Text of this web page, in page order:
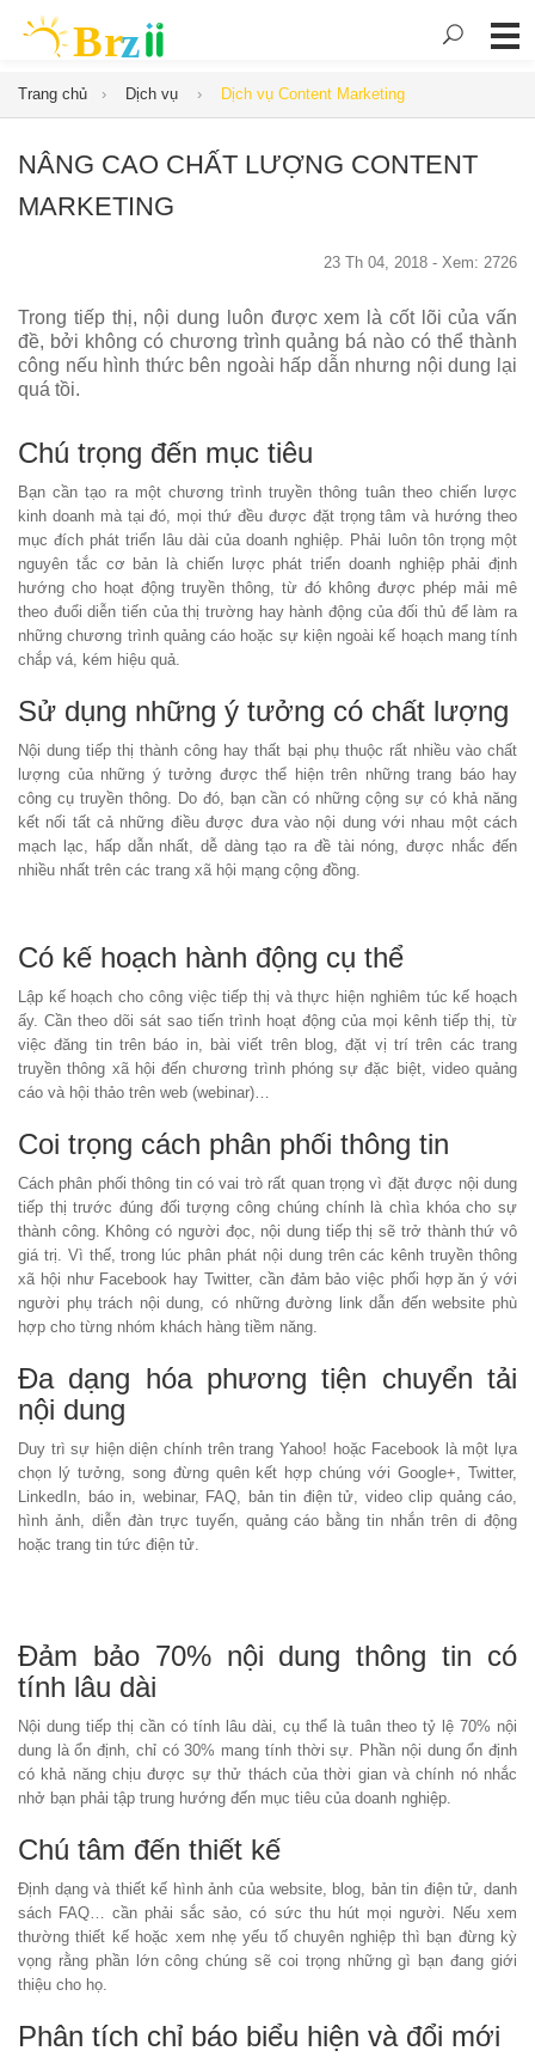
Trang chủ Dịch vụ Dịch vụ Content Marketing
NÂNG CAO CHẤT LƯỢNG CONTENT
MARKETING
23 Th 04, 2018 - Xem: 2726
Trong tiếp thị, nội dung luôn được xem là cốt lõi của vấn
đề, bởi không có chương trình quảng bá nào có thể thành
công nếu hình thức bên ngoài hấp dẫn nhưng nội dung lại
quá tồi.
Chú trọng đến mục tiêu
Bạn cần tạo ra một chương trình truyền thông tuân theo chiến lược
kinh doanh mà tại đó, mọi thứ đều được đặt trọng tâm và hướng theo
mục đích phát triển lâu dài của doanh nghiệp. Phải luôn tôn trọng một
nguyên tắc cơ bản là chiến lược phát triển doanh nghiệp phải định
hướng cho hoạt động truyền thông, từ đó không được phép mải mê
theo đuổi diễn tiến của thị trường hay hành động của đối thủ để làm ra
những chương trình quảng cáo hoặc sự kiện ngoài kế hoạch mang tính
chắp vá, kém hiệu quả.
Sử dụng những ý tưởng có chất lượng
Nội dung tiếp thị thành công hay thất bại phụ thuộc rất nhiều vào chất
lượng của những ý tưởng được thể hiện trên những trang báo hay
công cụ truyền thông. Do đó, bạn cần có những cộng sự có khả năng
kết nối tất cả những điều được đưa vào nội dung với nhau một cách
mạch lạc, hấp dẫn nhất, dễ dàng tạo ra đề tài nóng, được nhắc đến
nhiều nhất trên các trang xã hội mạng cộng đồng.
Có kế hoạch hành động cụ thể
Lập kế hoạch cho công việc tiếp thị và thực hiện nghiêm túc kế hoạch
ấy. Cần theo dõi sát sao tiến trình hoạt động của mọi kênh tiếp thị, từ
việc đăng tin trên báo in, bài viết trên blog, đặt vị trí trên các trang
truyền thông xã hội đến chương trình phóng sự đặc biệt, video quảng
cáo và hội thảo trên web (webinar)…
Coi trọng cách phân phối thông tin
Cách phân phối thông tin có vai trò rất quan trọng vì đặt được nội dung
tiếp thị trước đúng đối tượng công chúng chính là chìa khóa cho sự
thành công. Không có người đọc, nội dung tiếp thị sẽ trở thành thứ vô
giá trị. Vì thế, trong lúc phân phát nội dung trên các kênh truyền thông
xã hội như Facebook hay Twitter, cần đảm bảo việc phối hợp ăn ý với
người phụ trách nội dung, có những đường link dẫn đến website phù
hợp cho từng nhóm khách hàng tiềm năng.
Đa dạng hóa phương tiện chuyển tải
nội dung
Duy trì sự hiện diện chính trên trang Yahoo! hoặc Facebook là một lựa
chọn lý tưởng, song đừng quên kết hợp chúng với Google+, Twitter,
LinkedIn, báo in, webinar, FAQ, bản tin điện tử, video clip quảng cáo,
hình ảnh, diễn đàn trực tuyến, quảng cáo bằng tin nhắn trên di động
hoặc trang tin tức điện tử.
Đảm bảo 70% nội dung thông tin có
tính lâu dài
Nội dung tiếp thị cần có tính lâu dài, cụ thể là tuân theo tỷ lệ 70% nội
dung là ổn định, chỉ có 30% mang tính thời sự. Phần nội dung ổn định
có khả năng chịu được sự thử thách của thời gian và chính nó nhắc
nhở bạn phải tập trung hướng đến mục tiêu của doanh nghiệp.
Chú tâm đến thiết kế
Định dạng và thiết kế hình ảnh của website, blog, bản tin điện tử, danh
sách FAQ… cần phải sắc sảo, có sức thu hút mọi người. Nếu xem
thường thiết kế hoặc xem nhẹ yếu tố chuyên nghiệp thì bạn đừng kỳ
vọng rằng phần lớn công chúng sẽ coi trọng những gì bạn đang giới
thiệu cho họ.
Phân tích chỉ báo biểu hiện và đổi mới